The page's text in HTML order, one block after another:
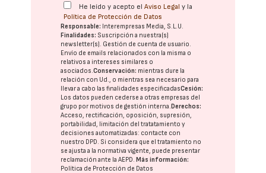
He leído y acepto elAviso Legal y la
Política de Protección de Datos
Responsable: Interempresas Media, S.L.U.
Finalidades: Suscripción a nuestra(s)
newsletter(s). Gestión de cuenta de usuario.
Envío de emails relacionados con la misma o
relativos a intereses similares o
asociados.Conservación: mientras dure la
relación con Ud., o mientras sea necesario para
llevar a cabo las finalidades especificadasCesión:
Los datos pueden cederse a otras empresas del
grupo por motivos de gestión interna.Derechos:
Acceso, rectificación, oposición, supresión,
portabilidad, limitación del tratatamiento y
decisiones automatizadas: contacte con
nuestro DPD . Si considera que el tratamiento no
se ajusta a la normativa vigente, puede presentar
reclamación ante laAEPD .Más información:
Política de Protección de Datos